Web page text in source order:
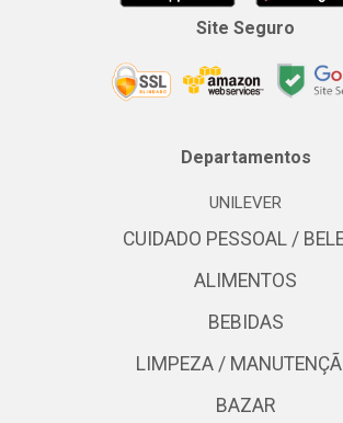
Site Seguro
Departamentos
UNILEVER
CUIDADO PESSOAL /
ALIMENTOS
BEBIDAS
LIMPEZA /
BAZAR